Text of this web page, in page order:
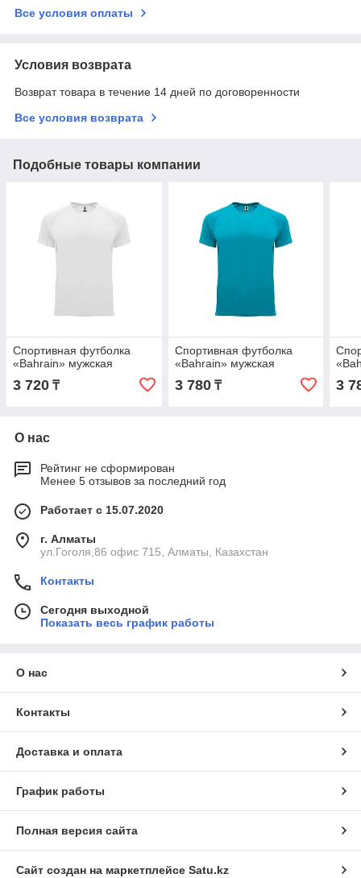
Все условия оплаты
Условия возврата
Возврат товара в течение 14 дней по договоренности
Все условия возврата
Подобные товары компании
Спортивная футболка
«Bahrain» мужская
3 720 ₸
Спортивная футболка
«Bahrain» мужская
3 780₸ 3
О нас
Рейтинг не сформирован
Менее 5 отзывов за последний год
Работает с 15.07.2020
г. Алматы
ул.Гоголя,86 офис 715, Алматы, Казахстан
Контакты
Сегодня выходной
Показать весь график работы
О нас
Контакты
Доставка и оплата
График работы
Полная версия сайта
Сайт создан на маркетплейсе Satu.kz